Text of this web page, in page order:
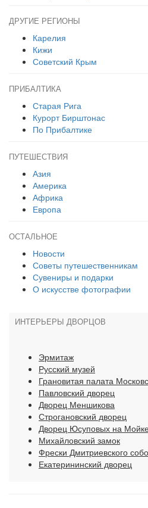
ДРУГИЕ РЕГИОНЫ
Карелия
Кижи
Советский Крым
ПРИБАЛТИКА
Старая Рига
Курорт Бирштонас
По Прибалтике
ПУТЕШЕСТВИЯ
Азия
Америка
Африка
Европа
ОСТАЛЬНОЕ
Новости
Советы путешественникам
Сувениры и подарки
О искусстве фотографии
ИНТЕРЬЕРЫ ДВОРЦОВ
Эрмитаж
Русский музей
Грановитая палата
Павловский дворец
Дворец Меншикова
Строгановский дворец
Дворец Юсуповых на
Михайловский замок
Фрески Дмитриевского
Екатерининский дворец